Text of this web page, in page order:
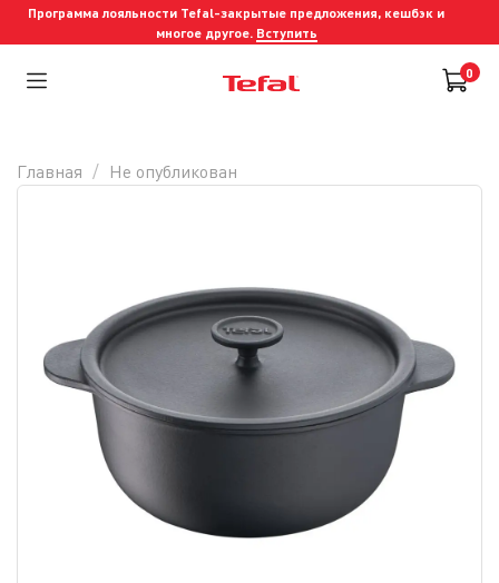
Программа лояльности Tefal-закрытые предложения, кешбэк и
многое другое. Вступить
0
Главная Не опубликован